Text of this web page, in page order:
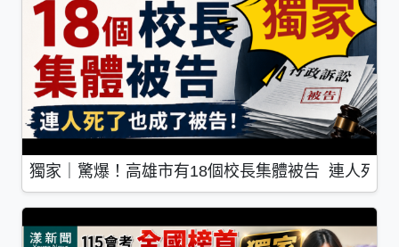
獨家｜驚爆！高雄市有18個校長集體被告 連人死了